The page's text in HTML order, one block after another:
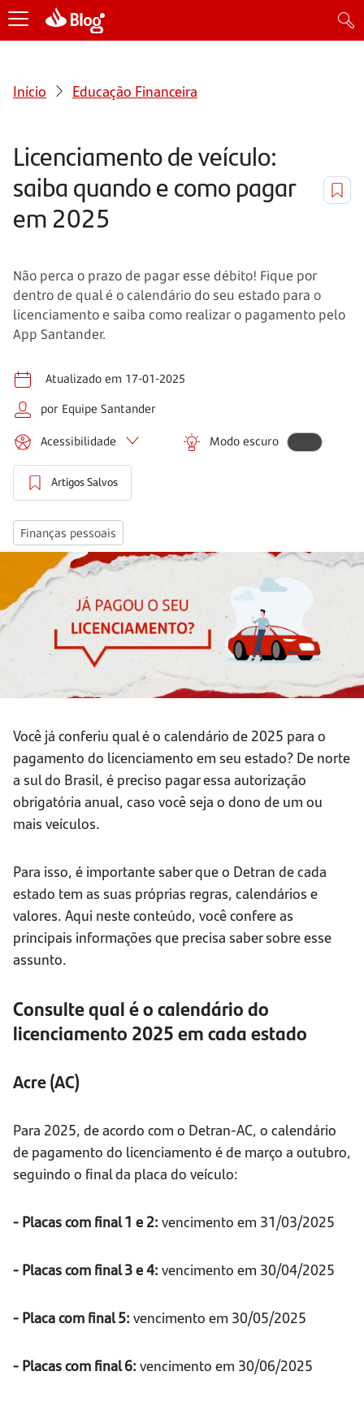
Início Educação Financeira
Licenciamento de veículo:
saiba quando e como pagar
em 2025
Não perca o prazo de pagar esse débito! Fique por
dentro de qual é o calendário do seu estado para o
licenciamento e saiba como realizar o pagamento pelo
App Santander.
Atualizado em 17-01-2025
por Equipe Santander
Acessibilidade Modo escuro
Artigos Salvos
Finanças pessoais
Você já conferiu qual é o calendário de 2025 para o
pagamento do licenciamento em seu estado? De norte
a sul do Brasil, é preciso pagar essa autorização
obrigatória anual, caso você seja o dono de um ou
mais veículos.
Para isso, é importante saber que o Detran de cada
estado tem as suas próprias regras, calendários e
valores. Aqui neste conteúdo, você confere as
principais informações que precisa saber sobre esse
assunto.
Consulte qual é o calendário do
licenciamento 2025 em cada estado
Acre (AC)
Para 2025, de acordo com o Detran-AC, o calendário
de pagamento do licenciamento é de março a outubro,
seguindo o final da placa do veículo:
- Placas com final 1 e 2: vencimento em 31/03/2025
- Placas com final 3 e 4: vencimento em 30/04/2025
- Placa com final 5: vencimento em 30/05/2025
- Placas com final 6: vencimento em 30/06/2025